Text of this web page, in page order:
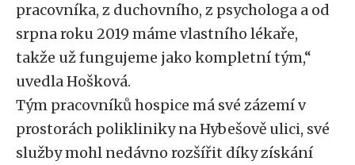
pracovníka, z duchovního, z psychologa a od
srpna roku 2019 máme vlastního lékaře,
takže už fungujeme jako kompletní tým,“
uvedla Hošková.
Tým pracovníků hospice má své zázemí v
prostorách polikliniky na Hybešově ulici, své
služby mohl nedávno rozšířit díky získání